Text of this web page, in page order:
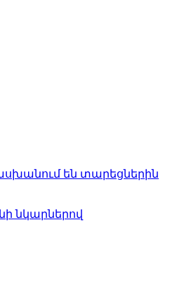
են տարեցներին
նկարներով